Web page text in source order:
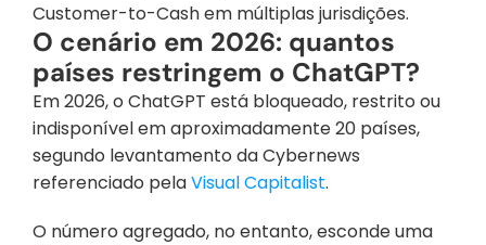
Customer-to-Cash em múltiplas jurisdições.
O cenário em 2026: quantos
países restringem o ChatGPT?
Em 2026, o ChatGPT está bloqueado, restrito ou
indisponível em aproximadamente 20 países,
segundo levantamento da Cybernews
referenciado pela Visual Capitalist.
O número agregado, no entanto, esconde uma